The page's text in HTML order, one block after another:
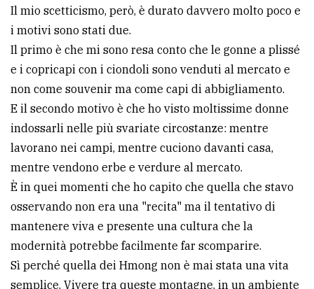
Il mio scetticismo, però, è durato davvero molto poco e
i motivi sono stati due.
Il primo è che mi sono resa conto che le gonne a plissé
e i copricapi con i ciondoli sono venduti al mercato e
non come souvenir ma come capi di abbigliamento.
E il secondo motivo è che ho visto moltissime donne
indossarli nelle più svariate circostanze: mentre
lavorano nei campi, mentre cuciono davanti casa,
mentre vendono erbe e verdure al mercato.
È in quei momenti che ho capito che quella che stavo
osservando non era una "recita" ma il tentativo di
mantenere viva e presente una cultura che la
modernità potrebbe facilmente far scomparire.
Sì perché quella dei Hmong non è mai stata una vita
semplice. Vivere tra queste montagne, in un ambiente